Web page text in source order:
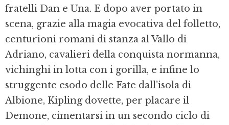
fratelli Dan e Una. E dopo aver portato in
scena, grazie alla magia evocativa del fol­letto,
centurioni romani di stanza al Vallo di
Adriano, cavalieri della conquista normanna,
vichinghi in lot­ta con i gorilla, e infine lo
struggente esodo delle Fate dall’isola di
Albione, Kipling dovette, per placare il
Demone, cimentarsi in un secondo ciclo di